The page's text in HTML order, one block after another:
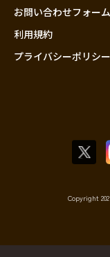
お問い合わせフォーム
利用規約
プライバシーポリシー
Copyright